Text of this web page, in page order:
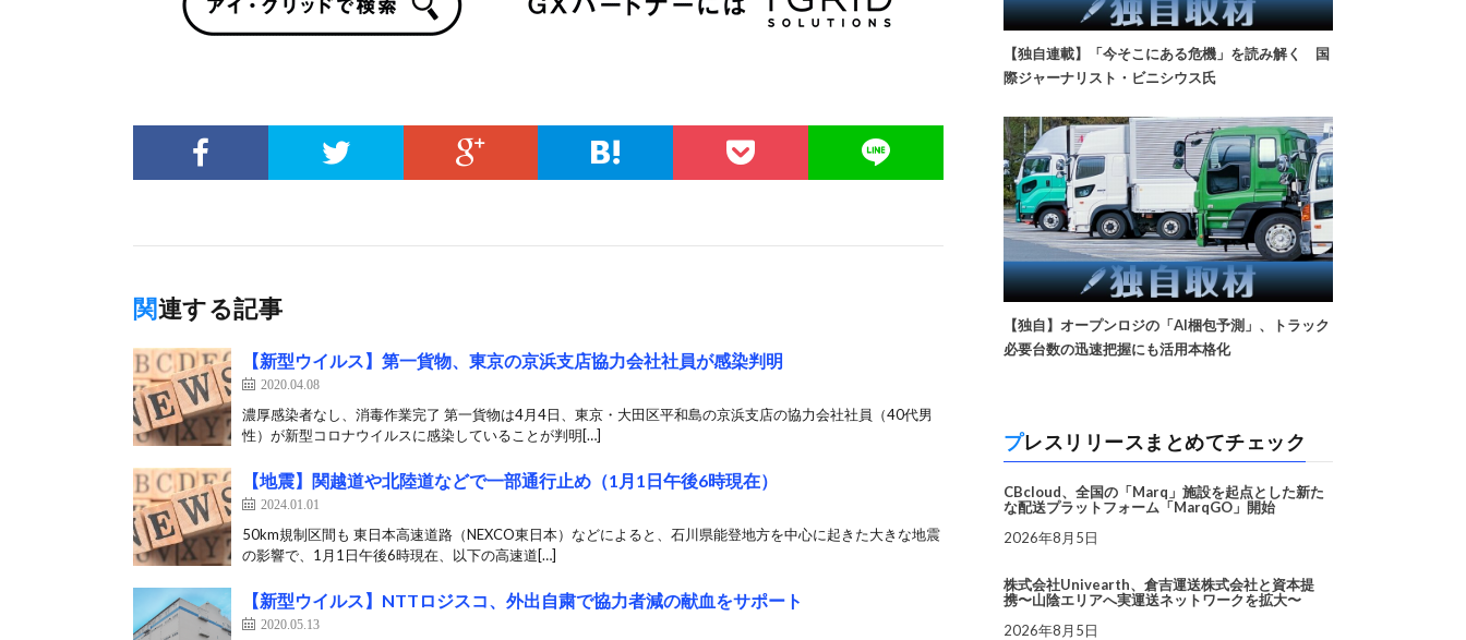
関連する記事
【新型ウイルス】第一貨物、東京の京浜支店協力会社社員が感染判明
2020.04.08
濃厚感染者なし、消毒作業完了 第一貨物は4月4日、東京・大田区平和島の京浜支店の協力会社社員（40代男
性）が新型コロナウイルスに感染していることが判明[…]
【地震】関越道や北陸道などで一部通行止め（1月1日午後6時現在）
2024.01.01
50km規制区間も 東日本高速道路（NEXCO東日本）などによると、石川県能登地方を中心に起きた大きな地震
の影響で、1月1日午後6時現在、以下の高速道[…]
【新型ウイルス】NTTロジスコ、外出自粛で協力者減の献血をサポート
2020.05.13
【独自連載】「今そこにある危機」を読み解く 国
際ジャーナリスト・ビニシウス氏
【独自】オープンロジの「AI梱包予測」、トラック
必要台数の迅速把握にも活用本格化
プレスリリースまとめてチェック
CBcloud、全国の「Marq」施設を起点とした新た
な配送プラットフォーム「MarqGO」開始
2026年8月5日
株式会社Univearth、倉吉運送株式会社と資本提
携〜山陰エリアへ実運送ネットワークを拡大〜
2026年8月5日